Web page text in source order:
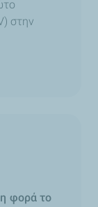
στην
φορά το